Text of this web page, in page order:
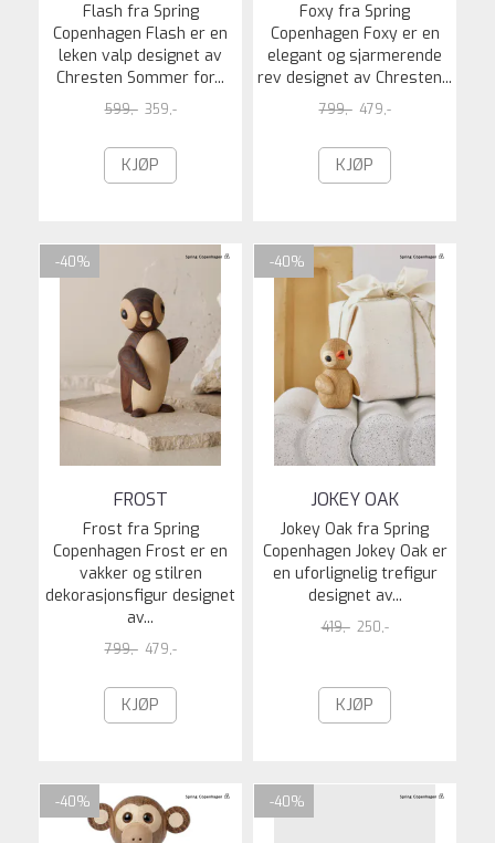
Flash fra Spring
Copenhagen Flash er en
leken valp designet av
Chresten Sommer for...
599,- 359,-
KJØP
Foxy fra Spring
Copenhagen Foxy er en
elegant og sjarmerende
rev designet av Chresten...
799,- 479,-
KJØP
-40%
FROST
Frost fra Spring
Copenhagen Frost er en
vakker og stilren
dekorasjonsfigur designet
av...
799,- 479,-
KJØP
-40%
JOKEY OAK
Jokey Oak fra Spring
Copenhagen Jokey Oak er
en uforlignelig trefigur
designet av...
419,- 250,-
KJØP
-40% -40%